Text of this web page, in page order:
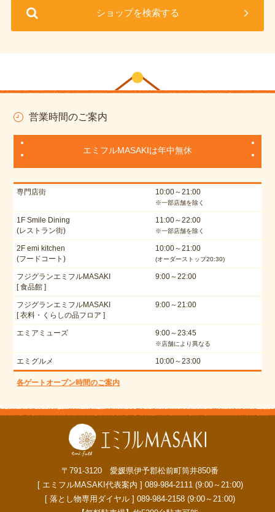
ショップを検索する
営業時間のご案内
エミフルMASAKIは年中無休
専門店街 10:00～21:00
※一部店舗を除く
1F Smile Dining
(レストラン街)
11:00～22:00
※一部店舗を除く
2F emi kitchen
(フードコート)
10:00～21:00
(オーダーストップ20:30)
フジグランエミフルMASAKI
[ 食品館 ]
9:00～22:00
フジグランエミフルMASAKI
[ 衣料・くらしの品フロア ]
9:00～21:00
エミアミューズ 9:00～23:45
※店舗により異なる
エミグルメ 10:00～23:00
各ゲートオープン時間のご案内
〒791-3120 愛媛県伊予郡松前町筒井850番
[ エミフルMASAKI代表案内 ] 089-984-2111 (9:00～21:00)
[ 落とし物専用ダイヤル ] 089-984-2158 (9:00～21:00)